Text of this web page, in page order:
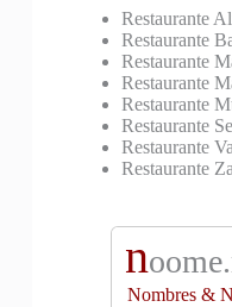
Restaurante
Restaurante
Restaurante
Restaurante
Restaurante
Restaurante
Restaurante
Restaurante
n
Nombres &